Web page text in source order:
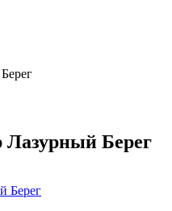
Лазурный Берег